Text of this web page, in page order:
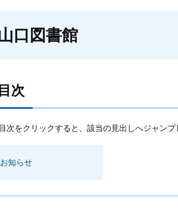
口図書館
目次
次をクリックすると、該当の見出しへジャンプ
お知らせ